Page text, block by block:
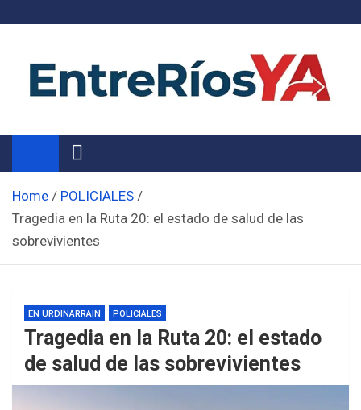
Noticias de Entre Ríos
Información de toda la provincia ahora
Home
POLICIALES
Tragedia en la Ruta 20: el estado de salud de las
sobrevivientes
EN URDINARRAIN POLICIALES
Tragedia en la Ruta 20: el estado
de salud de las sobrevivientes